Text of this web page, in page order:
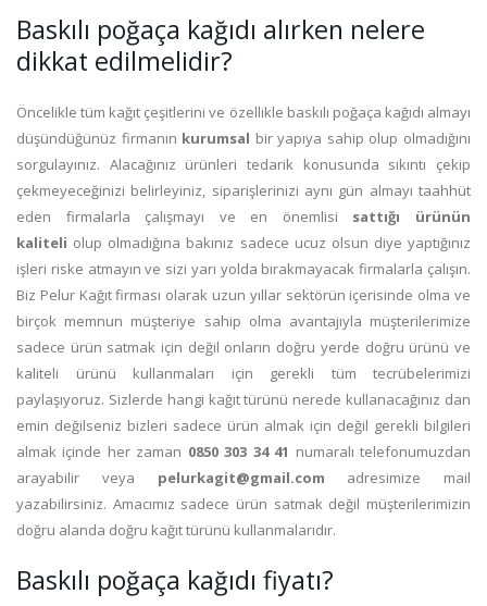
Baskılı poğaça kağıdı alırken nelere
dikkat edilmelidir?
Öncelikle tüm kağıt çeşitlerini ve özellikle baskılı poğaça kağıdı almayı
düşündüğünüz firmanın kurumsal bir yapıya sahip olup olmadığını
sorgulayınız. Alacağınız ürünleri tedarik konusunda sıkıntı çekip
çekmeyeceğinizi belirleyiniz, siparişlerinizi aynı gün almayı taahhüt
eden firmalarla çalışmayı ve en önemlisi sattığı ürünün
kaliteli olup olmadığına bakınız sadece ucuz olsun diye yaptığınız
işleri riske atmayın ve sizi yarı yolda bırakmayacak firmalarla çalışın.
Biz Pelur Kağıt firması olarak uzun yıllar sektörün içerisinde olma ve
birçok memnun müşteriye sahip olma avantajıyla müşterilerimize
sadece ürün satmak için değil onların doğru yerde doğru ürünü ve
kaliteli ürünü kullanmaları için gerekli tüm tecrübelerimizi
paylaşıyoruz. Sizlerde hangi kağıt türünü nerede kullanacağınız dan
emin değilseniz bizleri sadece ürün almak için değil gerekli bilgileri
almak içinde her zaman 0850 303 34 41 numaralı telefonumuzdan
arayabilir veya pelurkagit@gmail.com adresimize mail
yazabilirsiniz. Amacımız sadece ürün satmak değil müşterilerimizin
doğru alanda doğru kağıt türünü kullanmalarıdır.
Baskılı poğaça kağıdı fiyatı?